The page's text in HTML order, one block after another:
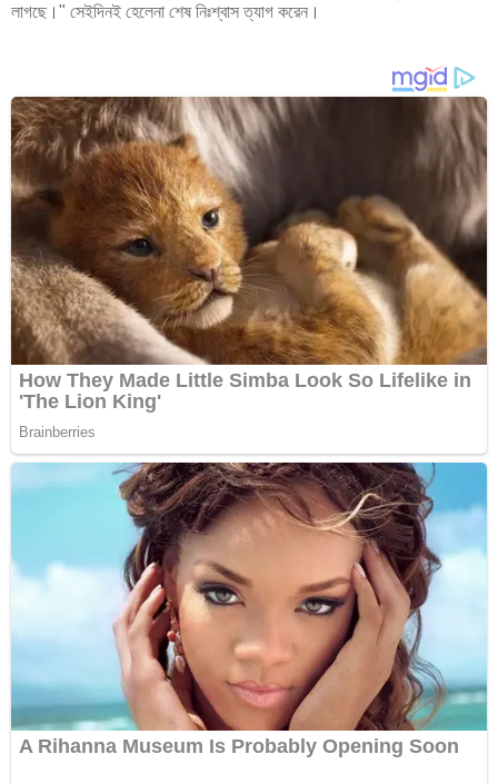
লাগছে।" সেইদিনই হেলেনা শেষ নিঃশ্বাস ত্যাগ করেন।